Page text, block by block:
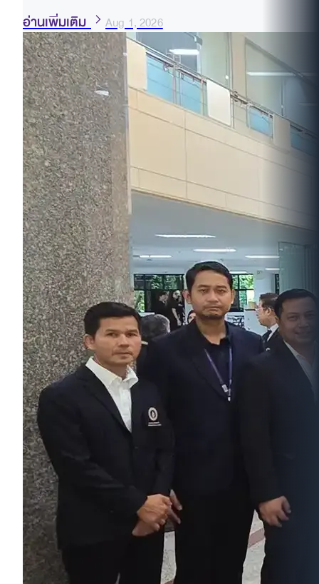
อ่านเพิ่มเติม Aug 1, 2026